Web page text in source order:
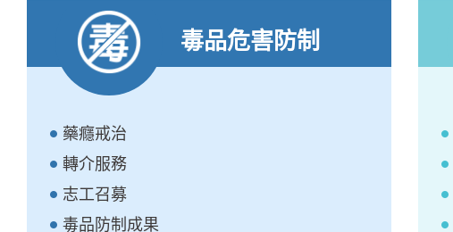
毒品危害防制
藥癮戒治
轉介服務
志工召募
毒品防制成果